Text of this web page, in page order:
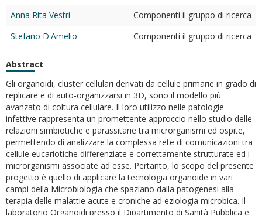
Anna Rita Vestri
Componenti il gruppo di ricerca
Stefano D'Amelio
Componenti il gruppo di ricerca
Abstract
Gli organoidi, cluster cellulari derivati da cellule primarie in grado di
replicare e di auto-organizzarsi in 3D, sono il modello più
avanzato di coltura cellulare. Il loro utilizzo nelle patologie
infettive rappresenta un promettente approccio nello studio delle
relazioni simbiotiche e parassitarie tra microrganismi ed ospite,
permettendo di analizzare la complessa rete di comunicazioni tra
cellule eucariotiche differenziate e correttamente strutturate ed i
microrganismi associate ad esse. Pertanto, lo scopo del presente
progetto è quello di applicare la tecnologia organoide in vari
campi della Microbiologia che spaziano dalla patogenesi alla
terapia delle malattie acute e croniche ad eziologia microbica. Il
laboratorio Organoidi presso il Dipartimento di Sanità Pubblica e